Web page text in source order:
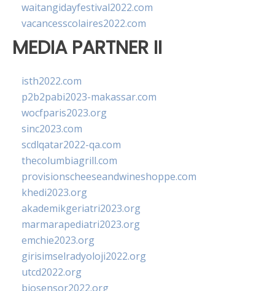
waitangidayfestival2022.com
vacancesscolaires2022.com
MEDIA PARTNER II
isth2022.com
p2b2pabi2023-makassar.com
wocfparis2023.org
sinc2023.com
scdlqatar2022-qa.com
thecolumbiagrill.com
provisionscheeseandwineshoppe.com
khedi2023.org
akademikgeriatri2023.org
marmarapediatri2023.org
emchie2023.org
girisimselradyoloji2022.org
utcd2022.org
biosensor2022.org